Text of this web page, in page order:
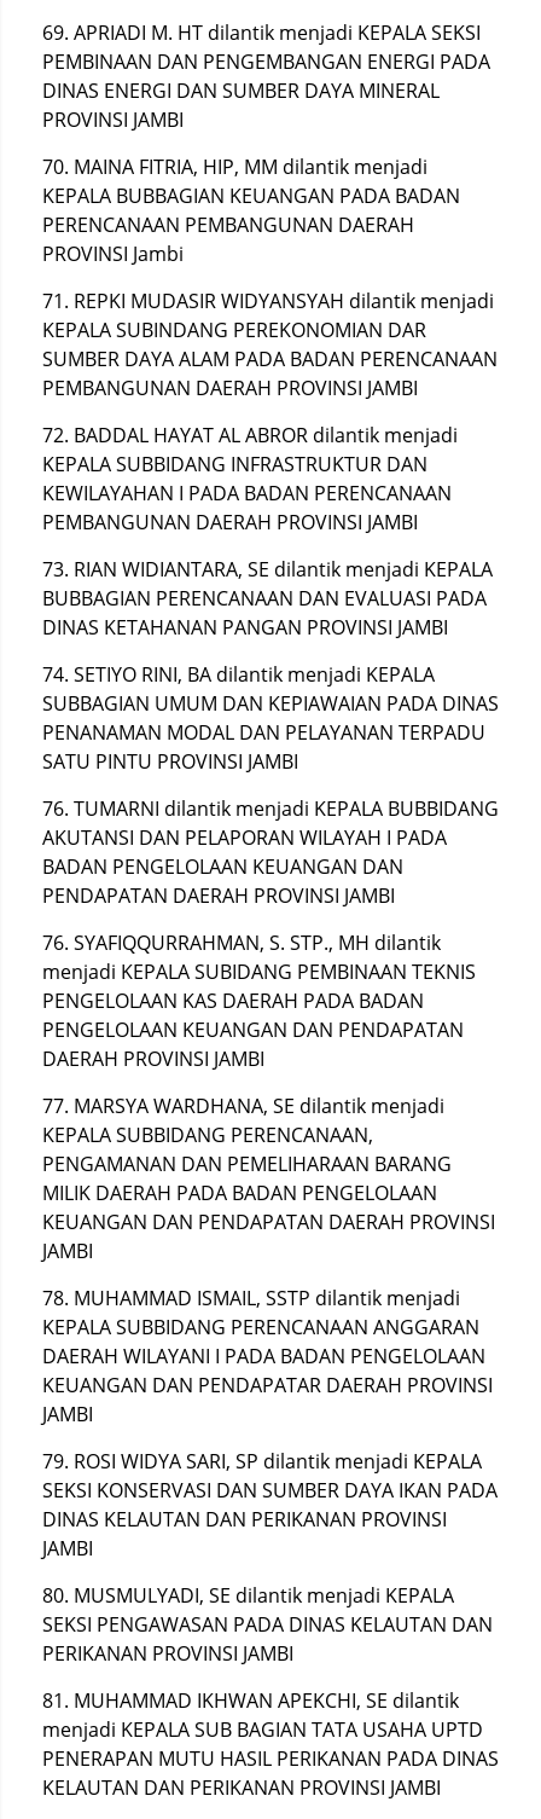
69. APRIADI M. HT dilantik menjadi KEPALA SEKSI
PEMBINAAN DAN PENGEMBANGAN ENERGI PADA
DINAS ENERGI DAN SUMBER DAYA MINERAL
PROVINSI JAMBI
70. MAINA FITRIA, HIP, MM dilantik menjadi
KEPALA BUBBAGIAN KEUANGAN PADA BADAN
PERENCANAAN PEMBANGUNAN DAERAH
PROVINSI Jambi
71. REPKI MUDASIR WIDYANSYAH dilantik menjadi
KEPALA SUBINDANG PEREKONOMIAN DAR
SUMBER DAYA ALAM PADA BADAN PERENCANAAN
PEMBANGUNAN DAERAH PROVINSI JAMBI
72. BADDAL HAYAT AL ABROR dilantik menjadi
KEPALA SUBBIDANG INFRASTRUKTUR DAN
KEWILAYAHAN I PADA BADAN PERENCANAAN
PEMBANGUNAN DAERAH PROVINSI JAMBI
73. RIAN WIDIANTARA, SE dilantik menjadi KEPALA
BUBBAGIAN PERENCANAAN DAN EVALUASI PADA
DINAS KETAHANAN PANGAN PROVINSI JAMBI
74. SETIYO RINI, BA dilantik menjadi KEPALA
SUBBAGIAN UMUM DAN KEPIAWAIAN PADA DINAS
PENANAMAN MODAL DAN PELAYANAN TERPADU
SATU PINTU PROVINSI JAMBI
76. TUMARNI dilantik menjadi KEPALA BUBBIDANG
AKUTANSI DAN PELAPORAN WILAYAH I PADA
BADAN PENGELOLAAN KEUANGAN DAN
PENDAPATAN DAERAH PROVINSI JAMBI
76. SYAFIQQURRAHMAN, S. STP., MH dilantik
menjadi KEPALA SUBIDANG PEMBINAAN TEKNIS
PENGELOLAAN KAS DAERAH PADA BADAN
PENGELOLAAN KEUANGAN DAN PENDAPATAN
DAERAH PROVINSI JAMBI
77. MARSYA WARDHANA, SE dilantik menjadi
KEPALA SUBBIDANG PERENCANAAN,
PENGAMANAN DAN PEMELIHARAAN BARANG
MILIK DAERAH PADA BADAN PENGELOLAAN
KEUANGAN DAN PENDAPATAN DAERAH PROVINSI
JAMBI
78. MUHAMMAD ISMAIL, SSTP dilantik menjadi
KEPALA SUBBIDANG PERENCANAAN ANGGARAN
DAERAH WILAYANI I PADA BADAN PENGELOLAAN
KEUANGAN DAN PENDAPATAR DAERAH PROVINSI
JAMBI
79. ROSI WIDYA SARI, SP dilantik menjadi KEPALA
SEKSI KONSERVASI DAN SUMBER DAYA IKAN PADA
DINAS KELAUTAN DAN PERIKANAN PROVINSI
JAMBI
80. MUSMULYADI, SE dilantik menjadi KEPALA
SEKSI PENGAWASAN PADA DINAS KELAUTAN DAN
PERIKANAN PROVINSI JAMBI
81. MUHAMMAD IKHWAN APEKCHI, SE dilantik
menjadi KEPALA SUB BAGIAN TATA USAHA UPTD
PENERAPAN MUTU HASIL PERIKANAN PADA DINAS
KELAUTAN DAN PERIKANAN PROVINSI JAMBI